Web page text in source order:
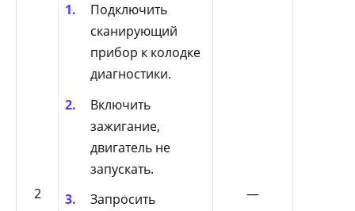
2
Подключить
сканирующий
прибор к колодке
диагностики.
Включить
зажигание,
двигатель не
запускать.
Запросить
—